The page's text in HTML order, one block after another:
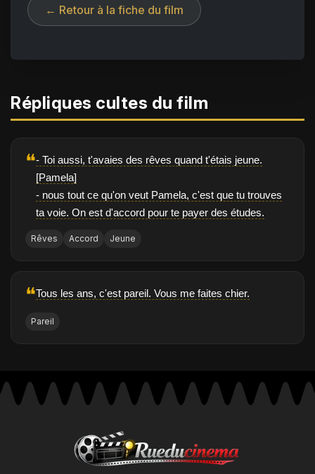
← Retour à la fiche du film
Répliques cultes du film
❝- Toi aussi, t'avaies des rêves quand t'étais jeune.
[Pamela]
- nous tout ce qu'on veut Pamela, c'est que tu trouves
ta voie. On est d'accord pour te payer des études.
Rêves Accord Jeune
❝Tous les ans, c'est pareil. Vous me faites chier.
Pareil